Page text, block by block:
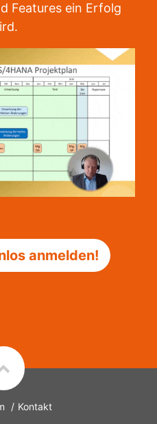
Features ein Erfolg
anmelden!
Kontakt